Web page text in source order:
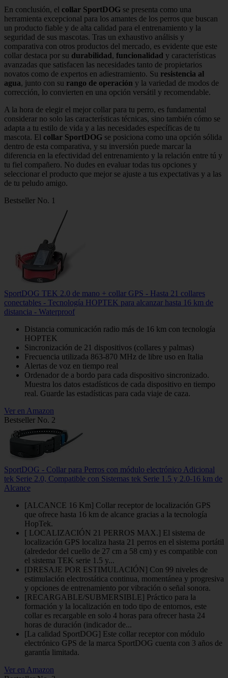
En conclusión, el collar SportDOG se presenta como una
herramienta excepcional para los amantes de los perros que buscan
un producto fiable y de alta calidad para el entrenamiento y la
seguridad de sus mascotas. Tras un exhaustivo análisis y
comparativa con otros productos del mercado, es evidente que este
collar destaca por su durabilidad , funcionalidad y características
avanzadas que satisfacen las necesidades tanto de propietarios
novatos como de expertos en adiestramiento. Su resistencia al
agua, junto con su rango de operación y la variedad de modos de
corrección, lo convierten en una opción versátil y recomendable.
A la hora de elegir el mejor collar para tu perro, es fundamental
considerar no solo las características técnicas, sino también cómo se
adapta a tu estilo de vida y a las necesidades específicas de tu
mascota. El collar SportDOG se posiciona como una opción sólida
dentro de esta comparativa, y su inversión puede marcar la
diferencia en la efectividad del entrenamiento y la relación entre tú y
tu fiel compañero. No dudes en evaluar todas tus opciones y
seleccionar el producto que mejor se ajuste a tus expectativas y a las
de tu peludo amigo.
Bestseller No. 1
SportDOG TEK 2.0 de mano + collar GPS - Hasta 21 collares
conectables - Tecnología HOPTEK para alcanzar hasta 16 km de
distancia - Waterproof
Distancia comunicación radio más de 16 km con tecnología
HOPTEK
Sincronización de 21 dispositivos (collares y palmas)
Frecuencia utilizada 863-870 MHz de libre uso en Italia
Alertas de voz en tiempo real
Ordenador de a bordo para cada dispositivo sincronizado.
Muestra los datos estadísticos de cada dispositivo en tiempo
real. Guarde las estadísticas para cada viaje de caza.
Ver en Amazon
Bestseller No. 2
SportDOG - Collar para Perros con módulo electrónico Adicional
tek Serie 2.0, Compatible con Sistemas tek Serie 1.5 y 2.0-16 km de
Alcance
[ALCANCE 16 Km] Collar receptor de localización GPS
que ofrece hasta 16 km de alcance gracias a la tecnología
HopTek.
[ LOCALIZACIÓN 21 PERROS MAX.] El sistema de
localización GPS localiza hasta 21 perros en el sistema portátil
(alrededor del cuello de 27 cm a 58 cm) y es compatible con
el sistema TEK serie 1.5 y...
[DRESAJE POR ESTIMULACIÓN] Con 99 niveles de
estimulación electrostática continua, momentánea y progresiva
y opciones de entrenamiento por vibración o señal sonora.
[RECARGABLE/SUBMERSIBLE] Práctico para la
formación y la localización en todo tipo de entornos, este
collar es recargable en solo 4 horas para ofrecer hasta 24
horas de duración (indicador de...
[La calidad SportDOG] Este collar receptor con módulo
electrónico GPS de la marca SportDOG cuenta con 3 años de
garantía limitada.
Ver en Amazon